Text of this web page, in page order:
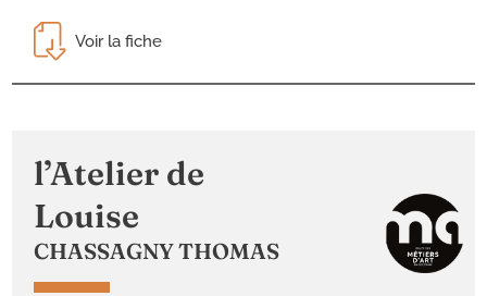
Voir la fiche
l’Atelier de
Louise
CHASSAGNY THOMAS